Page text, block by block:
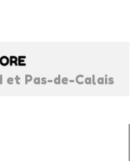
et Pas-de-Calais